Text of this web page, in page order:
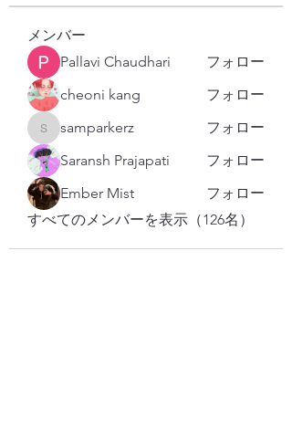
メンバー
Pallavi Chaudhari
フォロー
cheoni kang
フォロー
samparkerz
samparkerz
フォロー
Saransh Prajapati
フォロー
Ember Mist
フォロー
すべてのメンバーを表示（126名）